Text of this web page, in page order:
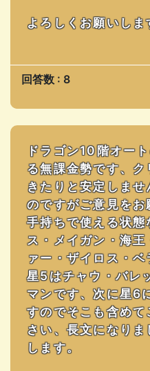
よろしくお願いしま
回答数 : 8
ドラゴン10階オー
る無課金勢です、
きたりと安定しま
のですがご意見をお
手持ちで使える状
ス・メイガン・海
ァー・ザイロス・
星5はチャウ・バレ
マンです、次に星6
すのでそこも含め
さい、長文になり
します。